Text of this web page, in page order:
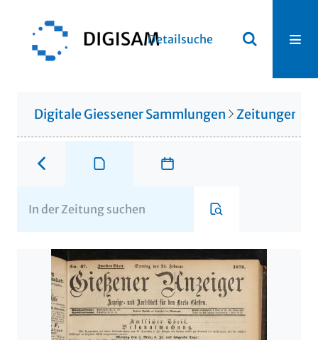
Detailsuche
Digitale Giessener Sammlungen Zeitungen